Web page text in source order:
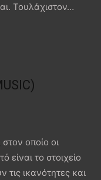
Τουλάχιστον…
οποίο οι
είναι το στοιχείο
τις ικανότητες και